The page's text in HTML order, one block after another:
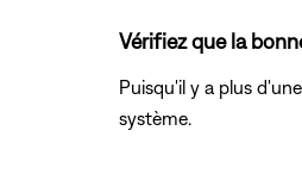
Vérifiez que la
Puisqu'il y a plus
système.